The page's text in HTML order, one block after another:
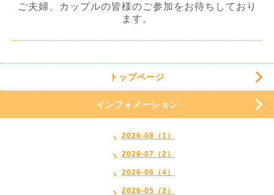
ご夫婦、カップルの皆様のご参加をお待ちしており
ます。
トップページ
インフォメーション
2026-08（1）
2026-07（2）
2026-06（4）
2026-05（2）